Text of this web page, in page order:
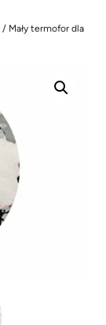
/ Mały termofor dla